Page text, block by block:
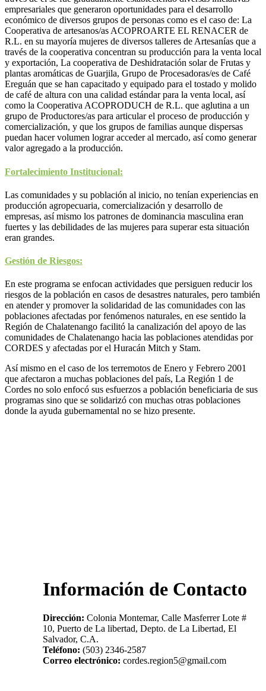
empresariales que generaron oportunidades para el desarrollo
económico de diversos grupos de personas como es el caso de: La
Cooperativa de artesanos/as ACOPROARTE EL RENACER de
R.L. en su mayoría mujeres de diversos talleres de Artesanías que a
través de la cooperativa concentran su producción para la venta local
y exportación, La cooperativa de Deshidratación solar de Frutas y
plantas aromáticas de Guarjila, Grupo de Procesadoras/es de Café
Ereguán que se han capacitado y equipado para el tostado y molido
de café de altura con una calidad estándar para la venta local, así
como la Cooperativa ACOPRODUCH de R.L. que aglutina a un
grupo de Productores/as para articular el proceso de producción y
comercialización, y que los grupos de familias aunque dispersas
puedan hacer volumen lograr acceder al mercado, así como generar
valor agregado a la producción.
Fortalecimiento Institucional:
Las comunidades y su población al inicio, no tenían experiencias en
producción agropecuaria, comercialización y desarrollo de
empresas, así mismo los patrones de dominancia masculina eran
fuertes y las debilidades de las mujeres para superar esta situación
eran grandes.
Gestión de Riesgos:
En este programa se enfocan actividades que persiguen reducir los
riesgos de la población en casos de desastres naturales, pero también
en atender y promover la solidaridad de las comunidades con las
poblaciones afectadas por fenómenos naturales, en ese sentido la
Región de Chalatenango facilitó la canalización del apoyo de las
comunidades de Chalatenango hacia las poblaciones atendidas por
CORDES y afectadas por el Huracán Mitch y Stam.
Así mismo en el caso de los terremotos de Enero y Febrero 2001
que afectaron a muchas poblaciones del país, La Región 1 de
Cordes no solo enfocó sus esfuerzos a población beneficiaria de sus
programas sino que se solidarizó con muchas otras poblaciones
donde la ayuda gubernamental no se hizo presente.
Información de Contacto
Dirección: Colonia Montemar, Calle Masferrer Lote #
10, Puerto de La libertad, Depto. de La Libertad, El
Salvador, C.A.
Teléfono: (503) 2346-2587
Correo electrónico: cordes.region5@gmail.com